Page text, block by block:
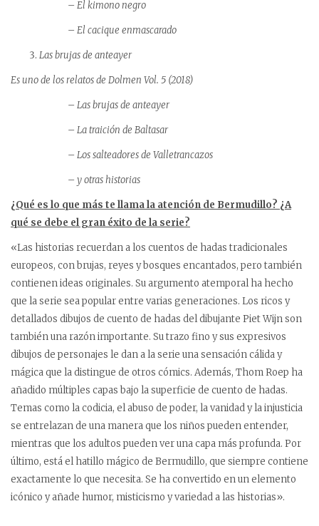
– El kimono negro
– El cacique enmascarado
Las brujas de anteayer
Es uno de los relatos de Dolmen Vol. 5 (2018)
– Las brujas de anteayer
– La traición de Baltasar
– Los salteadores de Valletrancazos
– y otras historias
¿Qué es lo que más te llama la atención de Bermudillo? ¿A
qué se debe el gran éxito de la serie?
«Las historias recuerdan a los cuentos de hadas tradicionales
europeos, con brujas, reyes y bosques encantados, pero también
contienen ideas originales. Su argumento atemporal ha hecho
que la serie sea popular entre varias generaciones. Los ricos y
detallados dibujos de cuento de hadas del dibujante Piet Wijn son
también una razón importante. Su trazo fino y sus expresivos
dibujos de personajes le dan a la serie una sensación cálida y
mágica que la distingue de otros cómics. Además, Thom Roep ha
añadido múltiples capas bajo la superficie de cuento de hadas.
Temas como la codicia, el abuso de poder, la vanidad y la injusticia
se entrelazan de una manera que los niños pueden entender,
mientras que los adultos pueden ver una capa más profunda. Por
último, está el hatillo mágico de Bermudillo, que siempre contiene
exactamente lo que necesita. Se ha convertido en un elemento
icónico y añade humor, misticismo y variedad a las historias».